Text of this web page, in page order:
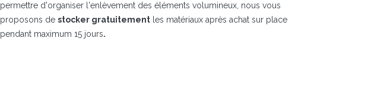
permettre d'organiser l'enlèvement des éléments volumineux, nous vous
proposons de stocker gratuitement les matériaux après achat sur place
pendant maximum 15 jours​.